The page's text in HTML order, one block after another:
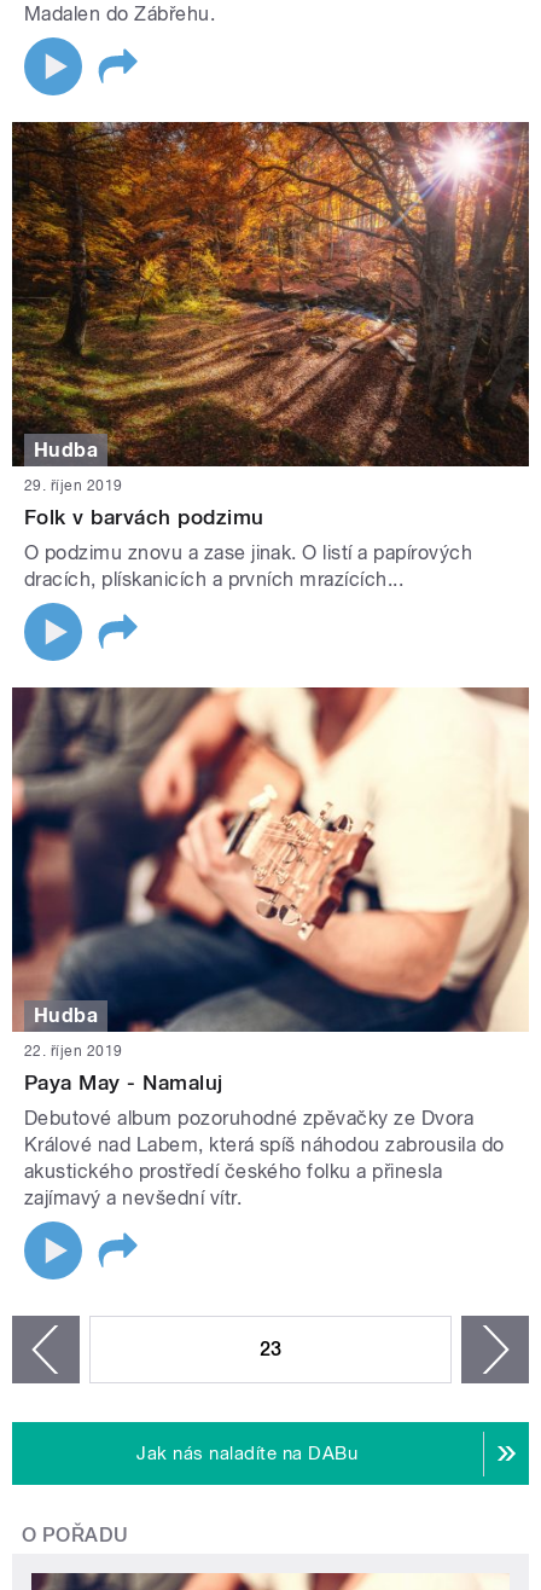
Madalen do Zábřehu.
Hudba
29. říjen 2019
Folk v barvách podzimu
O podzimu znovu a zase jinak. O listí a papírových
dracích, plískanicích a prvních mrazících...
Hudba
22. říjen 2019
Paya May - Namaluj
Debutové album pozoruhodné zpěvačky ze Dvora
Králové nad Labem, která spíš náhodou zabrousila do
akustického prostředí českého folku a přinesla
zajímavý a nevšední vítr.
23
Jak nás naladíte na DABu
O POŘADU